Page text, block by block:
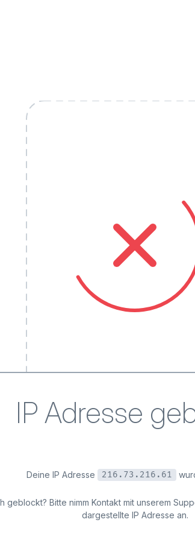
IP Adresse
Deine IP Adresse 216.73.216.61
geblockt? Bitte nimm Kontakt mit unserem
dargestellte IP Adresse an.